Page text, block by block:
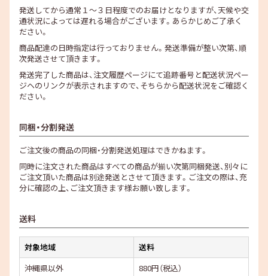
発送してから通常１～３日程度でのお届けとなりますが、天候や交
通状況によっては遅れる場合がございます。あらかじめご了承く
ださい。
商品配達の日時指定は行っておりません。発送準備が整い次第、順
次発送させて頂きます。
発送完了した商品は、注文履歴ページにて追跡番号と配送状況ペー
ジヘのリンクが表示されますので、そちらから配送状況をご確認く
ださい。
同梱・分割発送
ご注文後の商品の同梱・分割発送処理はできかねます。
同時に注文された商品はすべての商品が揃い次第同梱発送、別々に
ご注文頂いた商品は別途発送とさせて頂きます。ご注文の際は、充
分に確認の上、ご注文頂きます様お願い致します。
送料
対象地域
送料
沖縄県以外
880円（税込）